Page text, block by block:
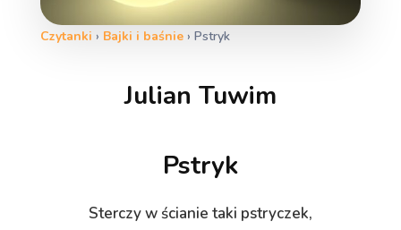
Czytanki › Bajki i baśnie› Pstryk
Julian Tuwim
Pstryk
Sterczy w ścianie taki pstryczek,